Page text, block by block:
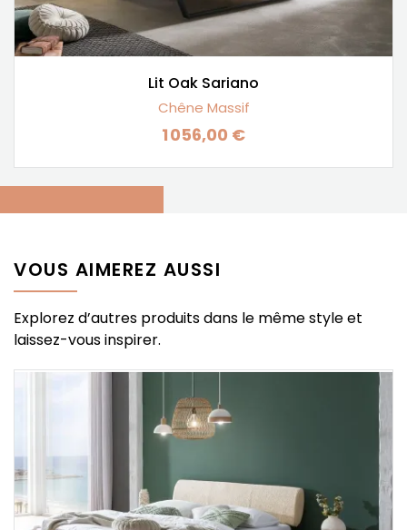
Lit Oak Sariano
Chêne Massif
Prix
1 056,00 €
VOUS AIMEREZ AUSSI
Explorez d’autres produits dans le même style et
laissez-vous inspirer.